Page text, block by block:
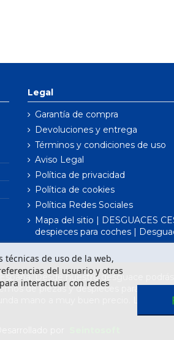
Legal
Garantía de compra
Devoluciones y entrega
Términos y condiciones de uso
Aviso Legal
Política de privacidad
Política de cookies
Política Redes Sociales
Mapa del sitio | DESGUACES
despieces para coches |
de uso de la web,
del usuario y otras
interactuar con redes
Desde nuestro desguace
de piezas y despieces para todas
mano a muy buen precio. Los